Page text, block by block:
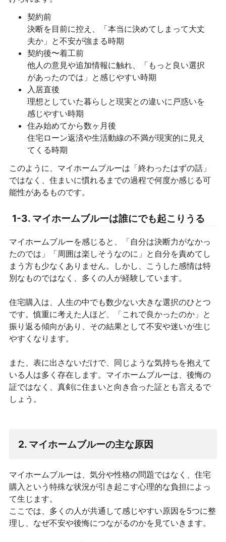
契約前
決断を目前に控え、「本当に決めてしまって大丈
夫か」と不安が強まる時期
契約後〜着工前
他人の意見や追加情報に触れ、「もっと良い選択
があったのでは」と感じやすい時期
入居直後
理想としていた暮らしと現実との違いに戸惑いを
感じやすい時期
住み始めてから数ヶ月後
住宅ローン返済や生活動線の不満が現実的に見え
てくる時期
このように、マイホームブルーは「終わったはずの話」
ではなく、住まいに慣れるまでの過程で何度か感じる可
能性があるものです。
1-3. マイホームブルーは誰にでも起こりうる
マイホームブルーを感じると、「自分は決断力がなかっ
たのでは」「周囲は楽しそうなのに」と自分を責めてし
まう方も少なくありません。しかし、こうした感情は特
別なものではなく、多くの人が経験しています。
住宅購入は、人生の中でも数少ない大きな選択のひとつ
です。慎重に考えた人ほど、「これで良かったのか」と
振り返る傾向があり、その結果として不安や迷いが生じ
やすくなります。
また、表に出さないだけで、同じような気持ちを抱えて
いる人は多く存在します。マイホームブルーは、後悔の
証ではなく、真剣に住まいと向き合った証とも言えるで
しょう。
2. マイホームブルーの主な原因
マイホームブルーは、気分や性格の問題ではなく、住宅
購入という特殊な状況が引き起こす心理的な負担によっ
て生じます。
ここでは、多くの人が共通して感じやすい原因を5つに整
理し、なぜ不安や後悔につながるのかを見ていきます。